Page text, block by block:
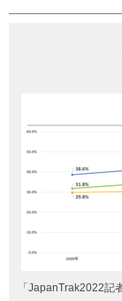
「JapanTrak2022記